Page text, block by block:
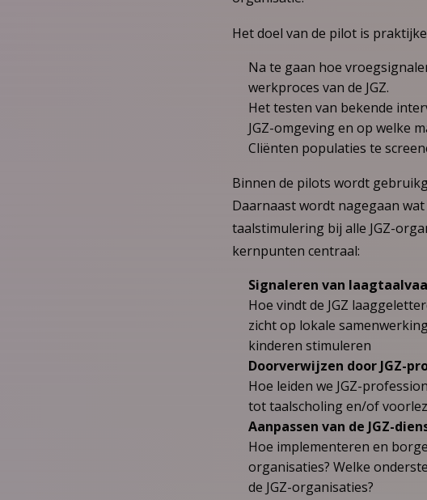
Het doel van de pilot is
Na te gaan hoe
werkproces van de JGZ.
Het testen van bekende
JGZ-omgeving en op welke
Cliënten populaties te
Binnen de pilots wordt
Daarnaast wordt nagegaan
taalstimulering bij alle JGZ-
kernpunten centraal:
Signaleren van
Hoe vindt de JGZ
zicht op lokale
kinderen stimuleren
Doorverwijzen door JGZ-
Hoe leiden we JGZ-
tot taalscholing en/of
Aanpassen van de JGZ-
Hoe implementeren en
organisaties? Welke
de JGZ-organisaties?